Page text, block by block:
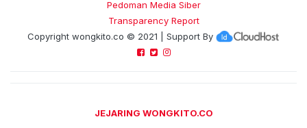
Pedoman Media Siber
Transparency Report
Copyright wongkito.co © 2021 | Support By
JEJARING WONGKITO.CO